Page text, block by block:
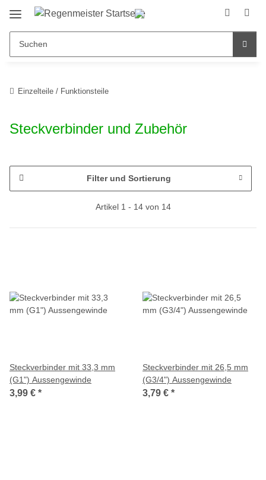
Einzelteile / Funktionsteile
Steckverbinder und Zubehör
Filter und Sortierung
Artikel 1 - 14 von 14
Steckverbinder mit 33,3 mm
(G1") Aussengewinde
3,99 € *
Steckverbinder mit 26,5 mm
(G3/4") Aussengewinde
3,79 € *